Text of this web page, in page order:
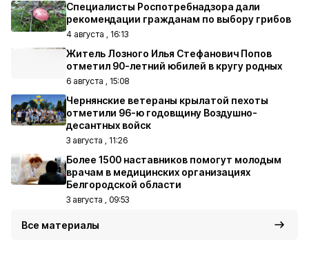
Специалисты Роспотребнадзора дали
рекомендации гражданам по выбору грибов
4 августа , 16:13
Житель Лозного Илья Стефанович Попов
отметил 90-летний юбилей в кругу родных
6 августа , 15:08
Чернянские ветераны крылатой пехоты
отметили 96-ю годовщину Воздушно-
десантных войск
3 августа , 11:26
Более 1500 наставников помогут молодым
врачам в медицинских организациях
Белгородской области
3 августа , 09:53
Все материалы